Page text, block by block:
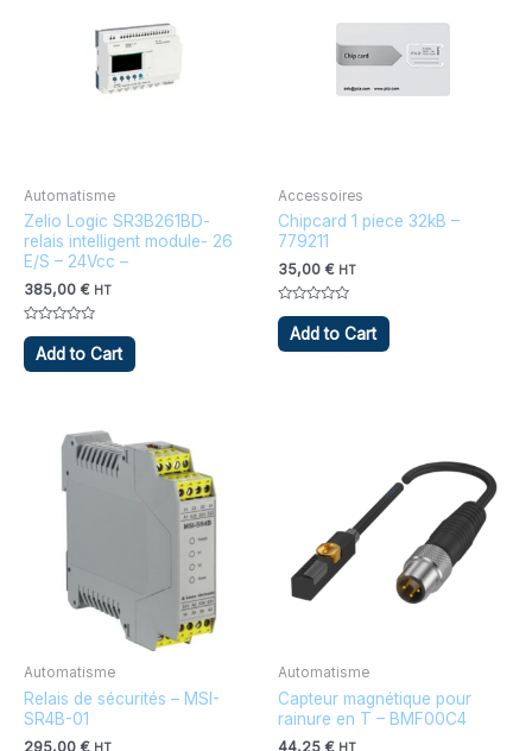
Automatisme
Zelio Logic SR3B261BD-
relais intelligent module- 26
E/S – 24Vcc –
385,00 € HT
Note
0
sur
5
Add to Cart
Accessoires
Chipcard 1 piece 32kB –
779211
35,00 € HT
Note
0
sur
5
Add to Cart
Automatisme
Relais de sécurités – MSI-
SR4B-01
295,00 € HT
Automatisme
Capteur magnétique pour
rainure en T – BMF00C4
44,25 € HT